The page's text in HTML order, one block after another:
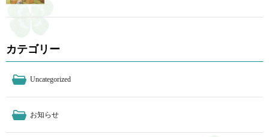
カテゴリー
Uncategorized
お知らせ